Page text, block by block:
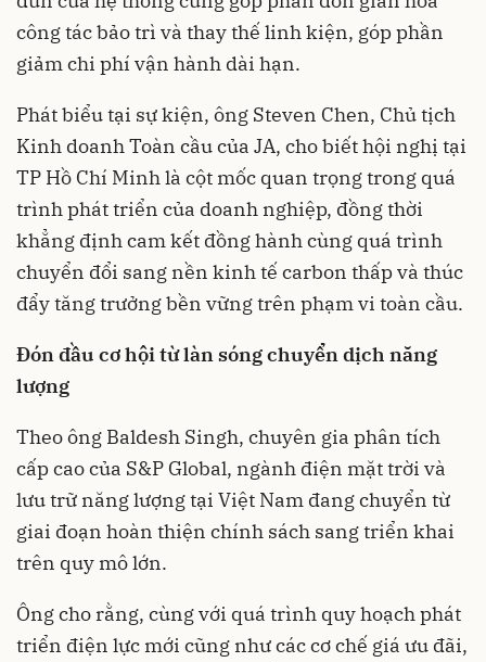
công tác bảo trì và thay thế linh kiện, góp phần
giảm chi phí vận hành dài hạn.
Phát biểu tại sự kiện, ông Steven Chen, Chủ tịch
Kinh doanh Toàn cầu của JA, cho biết hội nghị tại
TP Hồ Chí Minh là cột mốc quan trọng trong quá
trình phát triển của doanh nghiệp, đồng thời
khẳng định cam kết đồng hành cùng quá trình
chuyển đổi sang nền kinh tế carbon thấp và thúc
đẩy tăng trưởng bền vững trên phạm vi toàn cầu.
Đón đầu cơ hội từ làn sóng chuyển dịch năng
lượng
Theo ông Baldesh Singh, chuyên gia phân tích
cấp cao của S&P Global, ngành điện mặt trời và
lưu trữ năng lượng tại Việt Nam đang chuyển từ
giai đoạn hoàn thiện chính sách sang triển khai
trên quy mô lớn.
Ông cho rằng, cùng với quá trình quy hoạch phát
triển điện lực mới cũng như các cơ chế giá ưu đãi,